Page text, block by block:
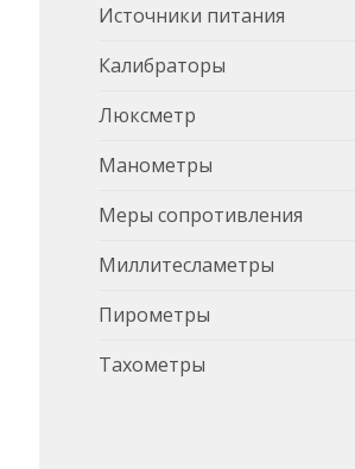
Источники питания
Калибраторы
Люксметр
Манометры
Меры сопротивления
Миллитесламетры
Пирометры
Тахометры